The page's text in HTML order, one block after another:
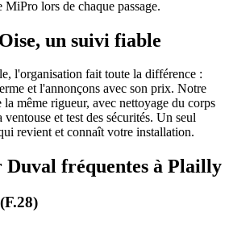
MiPro lors de chaque passage.
un suivi fiable
l'organisation fait toute la différence :
et l'annonçons avec son prix. Notre
la même rigueur, avec nettoyage du corps
et test des sécurités. Un seul
revient et connaît votre installation.
Duval fréquentes à Plailly